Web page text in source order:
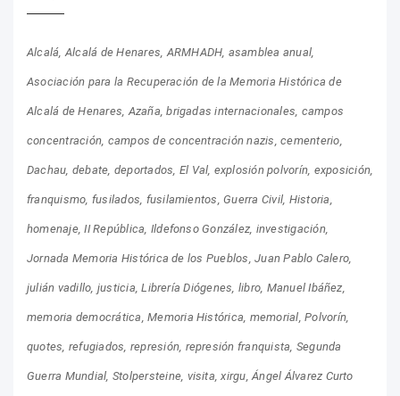
Alcalá Alcalá de Henares ARMHADH asamblea anual
Asociación para la Recuperación de la Memoria Histórica de
Alcalá de Henares Azaña brigadas internacionales campos
concentración campos de concentración nazis cementerio
Dachau debate deportados El Val explosión polvorín exposición
franquismo fusilados fusilamientos Guerra Civil Historia
homenaje II República Ildefonso González investigación
Jornada Memoria Histórica de los Pueblos Juan Pablo Calero
julián vadillo justicia Librería Diógenes libro Manuel Ibáñez
memoria democrática Memoria Histórica memorial Polvorín
quotes refugiados represión represión franquista Segunda
Guerra Mundial Stolpersteine visita xirgu Ángel Álvarez Curto